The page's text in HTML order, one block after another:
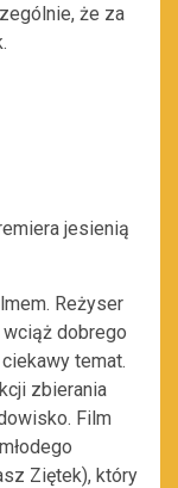
że za
jesienią
Reżyser
wciąż dobrego
temat.
zbierania
Film
Ziętek), który